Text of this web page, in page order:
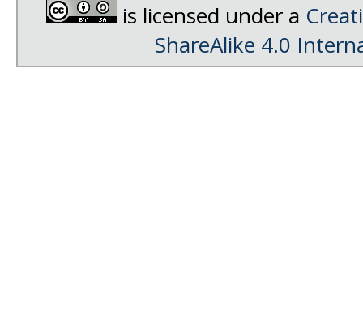
is licensed under a
ShareAlike 4.0